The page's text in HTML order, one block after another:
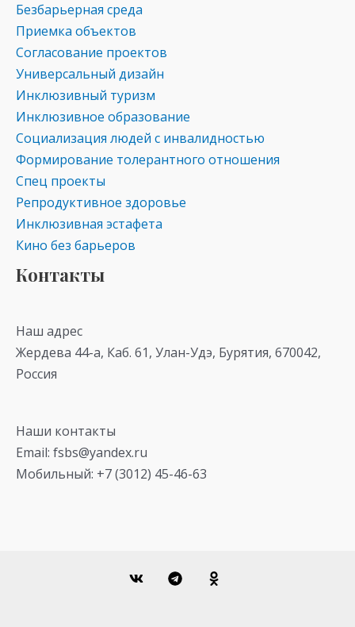
Безбарьерная среда
Приемка объектов
Согласование проектов
Универсальный дизайн
Инклюзивный туризм
Инклюзивное образование
Социализация людей с инвалидностью
Формирование толерантного отношения
Спец проекты
Репродуктивное здоровье
Инклюзивная эстафета
Кино без барьеров
Контакты
Наш адрес
Жердева 44-а, Каб. 61, Улан-Удэ, Бурятия, 670042,
Россия
Наши контакты
Email: fsbs@yandex.ru
Мобильный: +7 (3012) 45-46-63